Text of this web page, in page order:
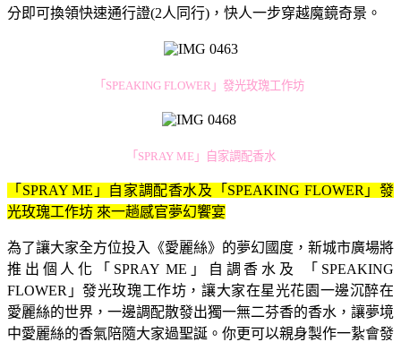
分即可換領快速通行證(2人同行)，快人一步穿越魔鏡奇景。
「SPEAKING FLOWER」發光玫瑰工作坊
「SPRAY ME」自家調配香水
「SPRAY ME」自家調配香水及「SPEAKING FLOWER」發
光玫瑰工作坊 來一趟感官夢幻饗宴
為了讓大家全方位投入《愛麗絲》的夢幻國度，新城市廣場將
推出個人化「SPRAY ME」自調香水及 「SPEAKING
FLOWER」發光玫瑰工作坊，讓大家在星光花園一邊沉醉在
愛麗絲的世界，一邊調配散發出獨一無二芬香的香水，讓夢境
中愛麗絲的香氣陪隨大家過聖誕。你更可以親身製作一紥會發